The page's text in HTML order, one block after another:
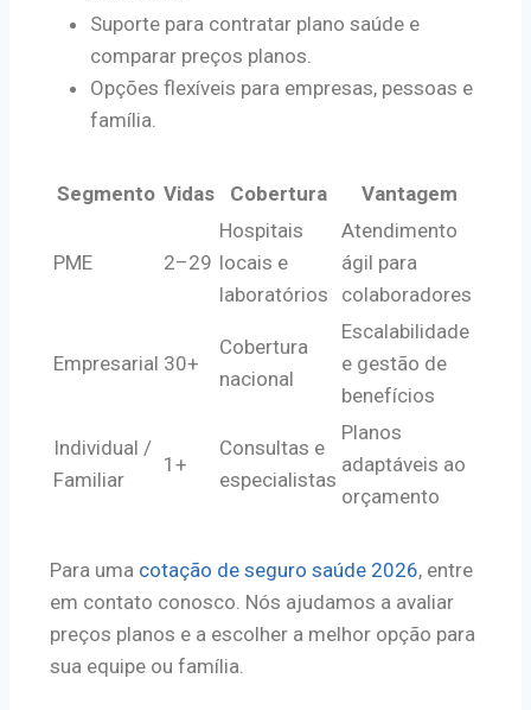
Suporte para contratar plano saúde e
comparar preços planos.
Opções flexíveis para empresas, pessoas e
família.
Segmento Vidas Cobertura Vantagem
PME 2–29
Hospitais
locais e
laboratórios
Atendimento
ágil para
colaboradores
Empresarial 30+
Cobertura
nacional
Escalabilidade
e gestão de
benefícios
Individual /
Familiar
1+
Consultas e
especialistas
Planos
adaptáveis ao
orçamento
Para uma cotação de seguro saúde 2026, entre
em contato conosco. Nós ajudamos a avaliar
preços planos e a escolher a melhor opção para
sua equipe ou família.